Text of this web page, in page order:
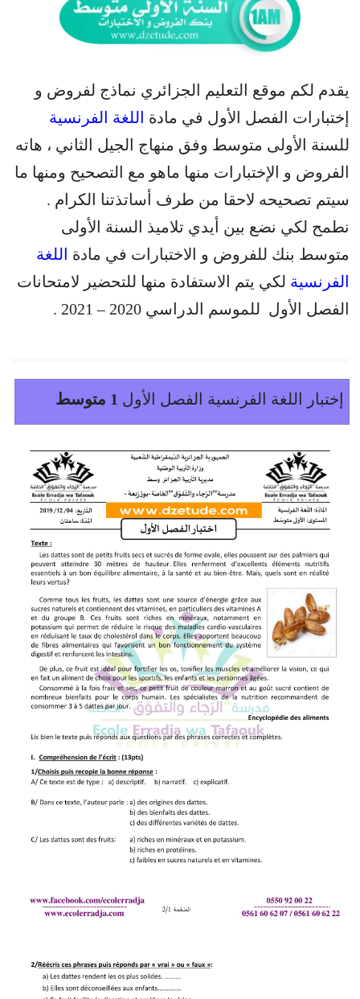
يقدم لكم موقع التعليم الجزائري نماذج لفروض و
إختبارات الفصل الأول في مادة اللغة الفرنسية
للسنة الأولى متوسط وفق منهاج الجيل الثاني ، هاته
الفروض و الإختبارات منها ماهو مع التصحيح ومنها ما
سيتم تصحيحه لاحقا من طرف أساتذتنا الكرام .
نطمح لكي نضع بين أيدي تلاميذ السنة الأولى
متوسط بنك للفروض و الاختبارات في مادة اللغة
الفرنسية لكي يتم الاستفادة منها للتحضير لامتحانات
الفصل الأول للموسم الدراسي 2020 – 2021 .
إختبار اللغة الفرنسية الفصل الأول 1 متوسط